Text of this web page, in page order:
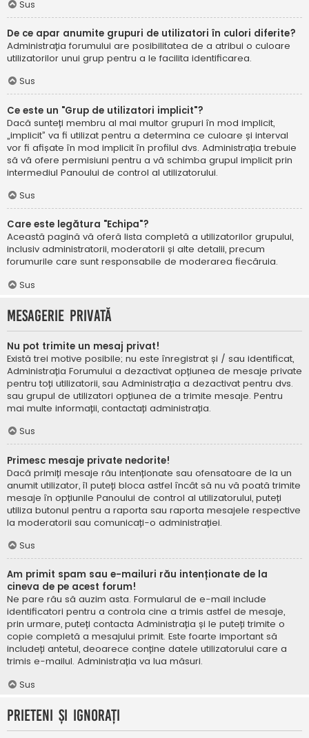
Sus
De ce apar anumite grupuri de utilizatori în culori diferite?
Administrația forumului are posibilitatea de a atribui o culoare
utilizatorilor unui grup pentru a le facilita identificarea.
Sus
Ce este un "Grup de utilizatori implicit"?
Dacă sunteți membru al mai multor grupuri în mod implicit,
„implicit” va fi utilizat pentru a determina ce culoare și interval
vor fi afișate în mod implicit în profilul dvs. Administrația trebuie
să vă ofere permisiuni pentru a vă schimba grupul implicit prin
intermediul Panoului de control al utilizatorului.
Sus
Care este legătura "Echipa"?
Această pagină vă oferă lista completă a utilizatorilor grupului,
inclusiv administratorii, moderatorii și alte detalii, precum
forumurile care sunt responsabile de moderarea fiecăruia.
Sus
Mesagerie privată
Nu pot trimite un mesaj privat!
Există trei motive posibile; nu este înregistrat și / sau identificat,
Administrația Forumului a dezactivat opțiunea de mesaje private
pentru toți utilizatorii, sau Administrația a dezactivat pentru dvs.
sau grupul de utilizatori opțiunea de a trimite mesaje. Pentru
mai multe informații, contactați administrația.
Sus
Primesc mesaje private nedorite!
Dacă primiți mesaje rău intenționate sau ofensatoare de la un
anumit utilizator, îl puteți bloca astfel încât să nu vă poată trimite
mesaje în opțiunile Panoului de control al utilizatorului, puteți
utiliza butonul pentru a raporta sau raporta mesajele respective
la moderatorii sau comunicați-o administrației.
Sus
Am primit spam sau e-mailuri rău intenționate de la
cineva de pe acest forum!
Ne pare rău să auzim asta. Formularul de e-mail include
identificatori pentru a controla cine a trimis astfel de mesaje,
prin urmare, puteți contacta Administrația și le puteți trimite o
copie completă a mesajului primit. Este foarte important să
includeți antetul, deoarece conține datele utilizatorului care a
trimis e-mailul. Administrația va lua măsuri.
Sus
Prieteni și ignorați